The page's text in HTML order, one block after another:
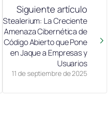
Siguiente artículo
11 de septiembre de 2025
Stealerium: La Creciente
Amenaza Cibernética de
Código Abierto que Pone
en Jaque a Empresas y
Usuarios